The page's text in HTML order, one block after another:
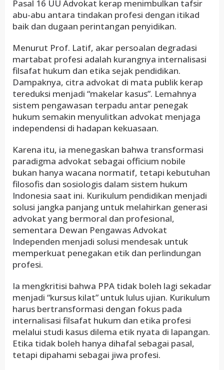
Pasal 16 UU Advokat kerap menimbulkan tafsir
abu-abu antara tindakan profesi dengan itikad
baik dan dugaan perintangan penyidikan.
Menurut Prof. Latif, akar persoalan degradasi
martabat profesi adalah kurangnya internalisasi
filsafat hukum dan etika sejak pendidikan.
Dampaknya, citra advokat di mata publik kerap
tereduksi menjadi “makelar kasus”. Lemahnya
sistem pengawasan terpadu antar penegak
hukum semakin menyulitkan advokat menjaga
independensi di hadapan kekuasaan.
Karena itu, ia menegaskan bahwa transformasi
paradigma advokat sebagai officium nobile
bukan hanya wacana normatif, tetapi kebutuhan
filosofis dan sosiologis dalam sistem hukum
Indonesia saat ini. Kurikulum pendidikan menjadi
solusi jangka panjang untuk melahirkan generasi
advokat yang bermoral dan profesional,
sementara Dewan Pengawas Advokat
Independen menjadi solusi mendesak untuk
memperkuat penegakan etik dan perlindungan
profesi.
Ia mengkritisi bahwa PPA tidak boleh lagi sekadar
menjadi “kursus kilat” untuk lulus ujian. Kurikulum
harus bertransformasi dengan fokus pada
internalisasi filsafat hukum dan etika profesi
melalui studi kasus dilema etik nyata di lapangan.
Etika tidak boleh hanya dihafal sebagai pasal,
tetapi dipahami sebagai jiwa profesi.